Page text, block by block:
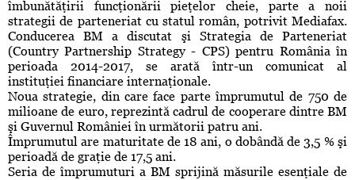
îmbunătăţirii funcţionării pieţelor cheie, parte a noii
strategii de parteneriat cu statul român, potrivit Mediafax.
Conducerea BM a discutat şi Strategia de Parteneriat
(Country Partnership Strategy - CPS) pentru România în
perioada 2014-2017, se arată într-un comunicat al
instituţiei financiare internaţionale.
Noua strategie, din care face parte împrumutul de 750 de
milioane de euro, reprezintă cadrul de cooperare dintre BM
şi Guvernul României în următorii patru ani.
Împrumutul are maturitate de 18 ani, o dobândă de 3,5 % şi
perioadă de graţie de 17,5 ani.
Seria de împrumuturi a BM sprijină măsurile esenţiale de